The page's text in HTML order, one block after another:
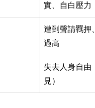
實、自白壓力
遭到聲請羈押
過高
失去人身自由
見）